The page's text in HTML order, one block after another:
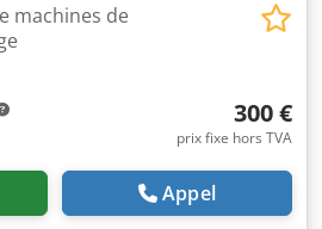
machines de
300 €
prix fixe hors TVA
Appel